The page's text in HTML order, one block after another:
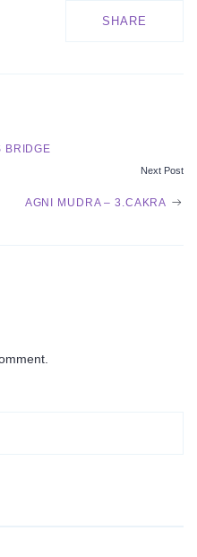
SHARE
BRIDGE
Next Post
AGNI MUDRA – 3.CAKRA